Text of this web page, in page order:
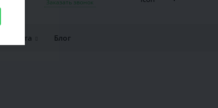
Заказать звонок
оплата Блог